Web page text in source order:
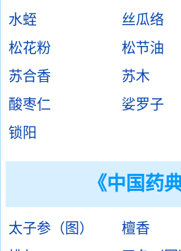
水蛭
丝瓜络
松花粉
松节油
苏合香
苏木
酸枣仁
娑罗子
锁阳
《中国药
太子参（图）
檀香